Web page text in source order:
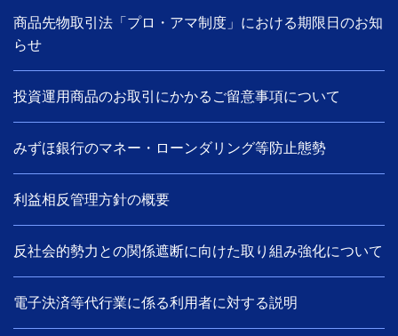
商品先物取引法「プロ・アマ制度」における期限日のお知
らせ
投資運用商品のお取引にかかるご留意事項について
みずほ銀行のマネー・ローンダリング等防止態勢
利益相反管理方針の概要
反社会的勢力との関係遮断に向けた取り組み強化について
電子決済等代行業に係る利用者に対する説明